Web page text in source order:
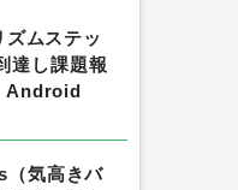
ムステッ
達し課題報
Android
気高きバ